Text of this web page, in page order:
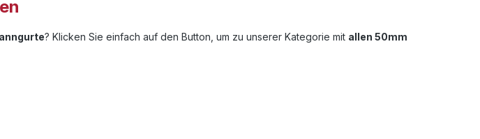
? Klicken Sie einfach auf den Button, um zu unserer Kategorie mit allen 50mm